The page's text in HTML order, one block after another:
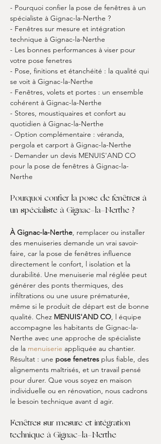
- Pourquoi confier la pose de fenêtres à un
spécialiste à Gignac-la-Nerthe ?
- Fenêtres sur mesure et intégration
technique à Gignac-la-Nerthe
- Les bonnes performances à viser pour
votre pose fenetres
- Pose, finitions et étanchéité : la qualité qui
se voit à Gignac-la-Nerthe
- Fenêtres, volets et portes : un ensemble
cohérent à Gignac-la-Nerthe
- Stores, moustiquaires et confort au
quotidien à Gignac-la-Nerthe
- Option complémentaire : véranda,
pergola et carport à Gignac-la-Nerthe
- Demander un devis MENUIS'AND CO
pour la pose de fenêtres à Gignac-la-
Nerthe
Pourquoi confier la pose de fenêtres à
un spécialiste à Gignac-la-Nerthe ?
À Gignac-la-Nerthe, remplacer ou installer
des menuiseries demande un vrai savoir-
faire, car la pose de fenêtres influence
directement le confort, l isolation et la
durabilité. Une menuiserie mal réglée peut
générer des ponts thermiques, des
infiltrations ou une usure prématurée,
même si le produit de départ est de bonne
qualité. Chez MENUIS'AND CO, l équipe
accompagne les habitants de Gignac-la-
Nerthe avec une approche de spécialiste
de la menuiserie appliquée au chantier.
Résultat : une pose fenetres plus fiable, des
alignements maîtrisés, et un travail pensé
pour durer. Que vous soyez en maison
individuelle ou en rénovation, nous cadrons
le besoin technique avant d agir.
Fenêtres sur mesure et intégration
technique à Gignac-la-Nerthe